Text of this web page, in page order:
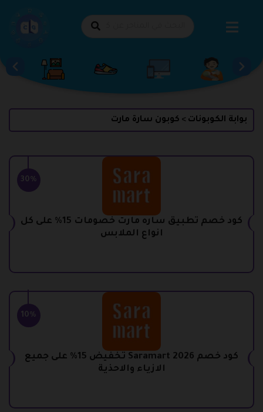
بوابة الكوبونات > كوبون سارة مارت
30%
كود خصم تطبيق ساره مارت خصومات 15% على كل
انواع الملابس
10%
كود خصم Saramart 2026 تخفيض 15% على جميع
الازياء والاحذية